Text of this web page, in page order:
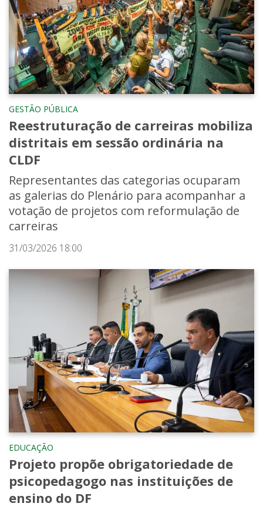
GESTÃO PÚBLICA
Reestruturação de carreiras mobiliza
distritais em sessão ordinária na
CLDF
Representantes das categorias ocuparam
as galerias do Plenário para acompanhar a
votação de projetos com reformulação de
carreiras
31/03/2026 18:00
EDUCAÇÃO
Projeto propõe obrigatoriedade de
psicopedagogo nas instituições de
ensino do DF